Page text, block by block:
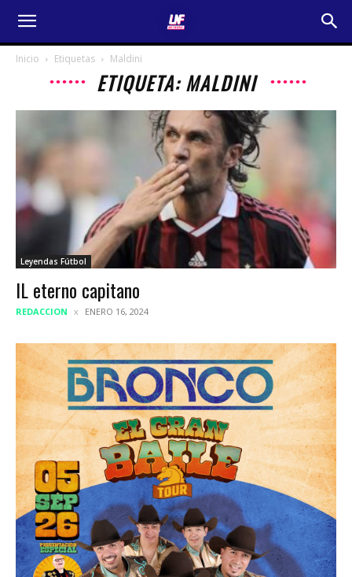
Inicio Etiquetas Maldini
ETIQUETA: MALDINI
Leyendas Fútbol
IL eterno capitano
REDACCION ENERO 16, 2024